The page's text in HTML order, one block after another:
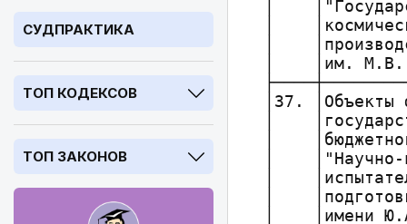
СУДПРАКТИКА
ТОП КОДЕКСОВ
ТОП ЗАКОНОВ